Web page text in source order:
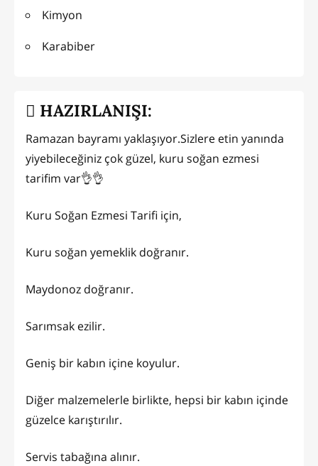
Kimyon
Karabiber
HAZIRLANIŞI:
Ramazan bayramı yaklaşıyor.Sizlere etin yanında
yiyebileceğiniz çok güzel, kuru soğan ezmesi
tarifim var👌👌
Kuru Soğan Ezmesi Tarifi için,
Kuru soğan yemeklik doğranır.
Maydonoz doğranır.
Sarımsak ezilir.
Geniş bir kabın içine koyulur.
Diğer malzemelerle birlikte, hepsi bir kabın içinde
güzelce karıştırılır.
Servis tabağına alınır.